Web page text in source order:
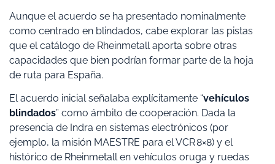
Aunque el acuerdo se ha presentado nominalmente
como centrado en blindados, cabe explorar las pistas
que el catálogo de Rheinmetall aporta sobre otras
capacidades que bien podrían formar parte de la hoja
de ruta para España.
El acuerdo inicial señalaba explícitamente “vehículos
blindados” como ámbito de cooperación. Dada la
presencia de Indra en sistemas electrónicos (por
ejemplo, la misión MAESTRE para el VCR 8×8) y el
histórico de Rheinmetall en vehículos oruga y ruedas